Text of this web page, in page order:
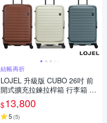
結帳再折
LOJEL 升級版 CUBO 26吋 前
開式擴充拉鍊拉桿箱 行李箱 旅
行箱
$13,800
5 (5)